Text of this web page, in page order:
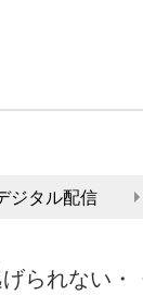
ジタル配信
られない・